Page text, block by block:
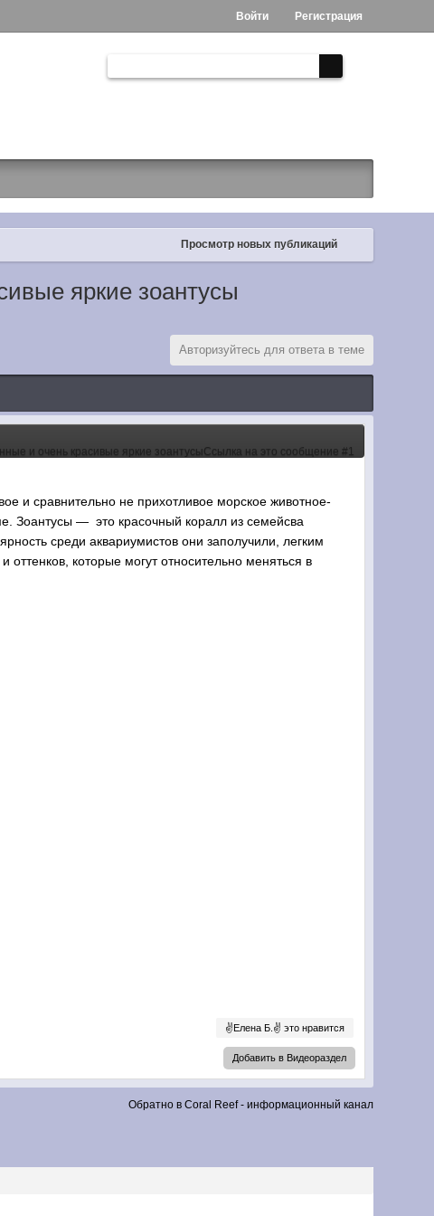
Войти Регистрация
Просмотр новых публикаций
яркие зоантусы
Авторизуйтесь для ответа в теме
и сравнительно не прихотливое морское животное-
Зоантусы — это красочный коралл из семейсва
среди аквариумистов они заполучили, легким
которые могут относительно меняться в
✌Елена Б.✌ это нравится
Добавить в Видеораздел
Обратно в Coral Reef - информационный канал